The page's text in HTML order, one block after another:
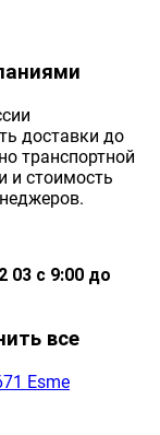
доставки до
транспортной
и стоимость
03 с 9:00 до
все